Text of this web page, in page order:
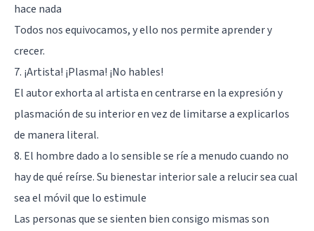
hace nada
Todos nos equivocamos, y ello nos permite aprender y
crecer.
7. ¡Artista! ¡Plasma! ¡No hables!
El autor exhorta al artista en centrarse en la expresión y
plasmación de su interior en vez de limitarse a explicarlos
de manera literal.
8. El hombre dado a lo sensible se ríe a menudo cuando no
hay de qué reírse. Su bienestar interior sale a relucir sea cual
sea el móvil que lo estimule
Las personas que se sienten bien consigo mismas son